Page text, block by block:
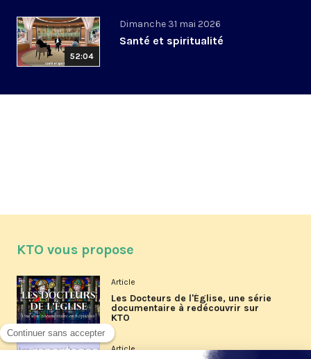
52:04
Dimanche 31 mai 2026
Santé et spiritualité
KTO vous propose
Article
Les Docteurs de l'Église, une série
documentaire à redécouvrir sur
KTO
Article